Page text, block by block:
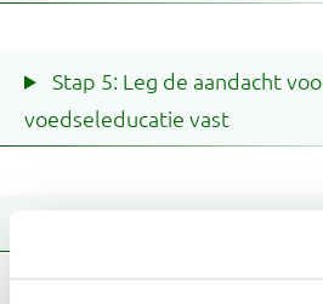
Stap 5: Leg de aandacht
voedseleducatie vast
Stap 6: Deel de successen